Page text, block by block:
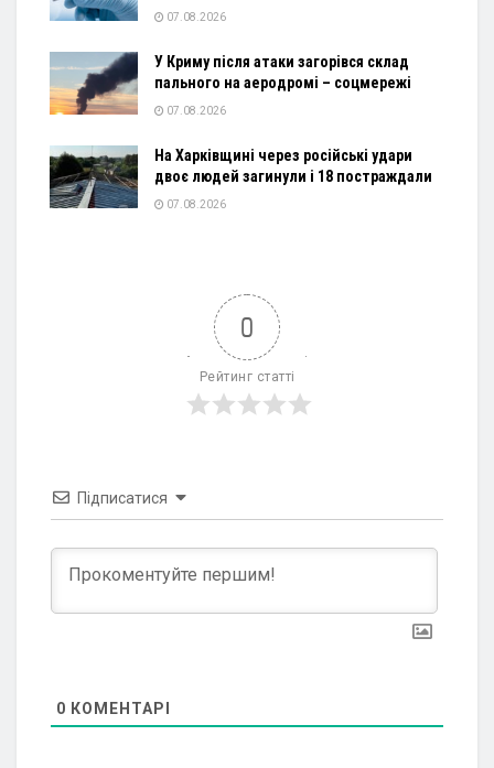
07.08.2026
У Криму після атаки загорівся склад
пального на аеродромі – соцмережі
07.08.2026
На Харківщині через російські удари
двоє людей загинули і 18 постраждали
07.08.2026
0
Рейтинг статті
Підписатися
0 КОМЕНТАРІ